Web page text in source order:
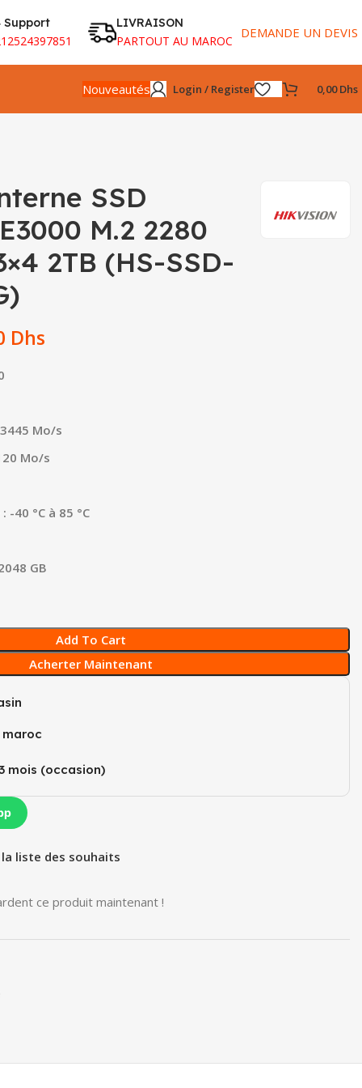
Support LIVRAISON
PARTOUT AU MAROC DEMANDE UN DEVIS
Nouveautés Login / Register 0,00Dhs
SSD
M.2 2280
2TB (HS-SSD-
Dhs
Mo/s
Mo/s
40 °C à 85 °C
GB
Add To Cart
Acherter Maintenant
mois (occasion)​
liste des souhaits
ce produit maintenant !